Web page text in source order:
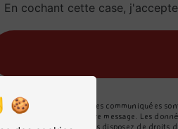
En cochant cette case,
Les données personnelles communiquées
but de répondre à votre message. Les